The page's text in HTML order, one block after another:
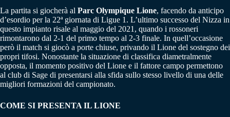
La partita si giocherà al Parc Olympique Lione, facendo da anticipo
d’esordio per la 22ª giornata di Ligue 1. L’ultimo successo del Nizza in
questo impianto risale al maggio del 2021, quando i rossoneri
rimontarono dal 2-1 del primo tempo al 2-3 finale. In quell’occasione
però il match si giocò a porte chiuse, privando il Lione del sostegno dei
propri tifosi. Nonostante la situazione di classifica diametralmente
opposta, il momento positivo del Lione e il fattore campo permettono
al club di Sage di presentarsi alla sfida sullo stesso livello di una delle
migliori formazioni del campionato.
COME SI PRESENTA IL LIONE